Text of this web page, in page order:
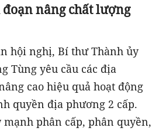
nâng chất lượng
hội nghị, Bí thư Thành ủy
Tùng yêu cầu các địa
cao hiệu quả hoạt động
quyền địa phương 2 cấp.
phân cấp, phân quyền,